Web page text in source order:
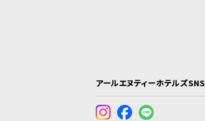
アールエヌティーホテルズSNS